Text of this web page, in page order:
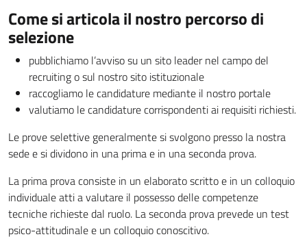
Come si articola il nostro percorso di
selezione
pubblichiamo l’avviso su un sito leader nel campo del
recruiting o sul nostro sito istituzionale
raccogliamo le candidature mediante il nostro portale
valutiamo le candidature corrispondenti ai requisiti richiesti.
Le prove selettive generalmente si svolgono presso la nostra
sede e si dividono in una prima e in una seconda prova.
La prima prova consiste in un elaborato scritto e in un colloquio
individuale atti a valutare il possesso delle competenze
tecniche richieste dal ruolo. La seconda prova prevede un test
psico-attitudinale e un colloquio conoscitivo.